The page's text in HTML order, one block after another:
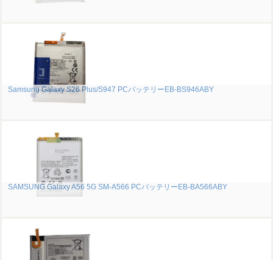
Samsung Galaxy S26 Plus/S947 PCバッテリーEB-BS946ABY
SAMSUNG Galaxy A56 5G SM-A566 PCバッテリーEB-BA566ABY